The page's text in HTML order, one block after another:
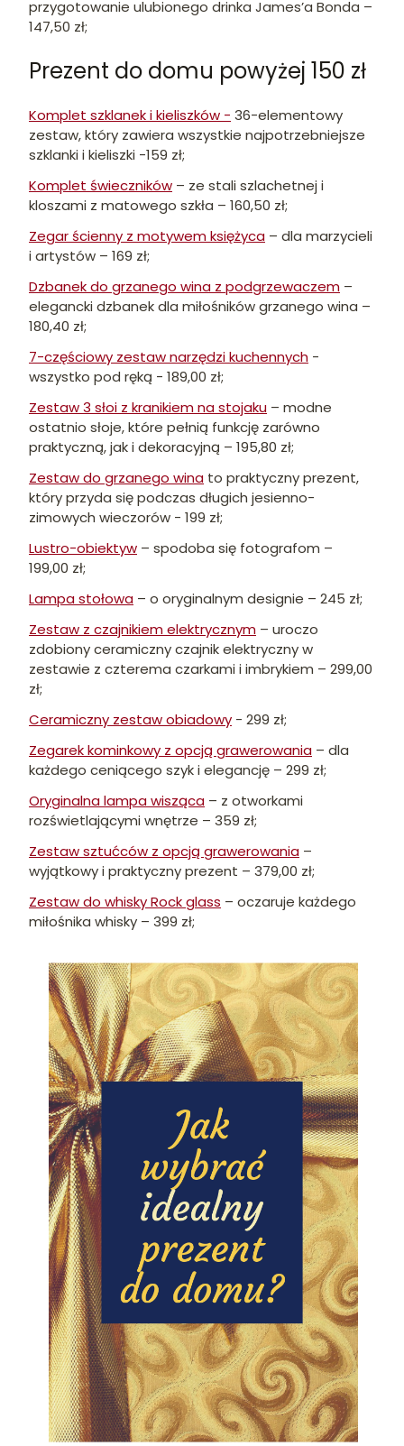
przygotowanie ulubionego drinka James’a Bonda –
147,50 zł;
Prezent do domu powyżej 150 zł
Komplet szklanek i kieliszków - 36-elementowy
zestaw, który zawiera wszystkie najpotrzebniejsze
szklanki i kieliszki -159 zł;
Komplet świeczników – ze stali szlachetnej i
kloszami z matowego szkła – 160,50 zł;
Zegar ścienny z motywem księżyca – dla marzycieli
i artystów – 169 zł;
Dzbanek do grzanego wina z podgrzewaczem –
elegancki dzbanek dla miłośników grzanego wina –
180,40 zł;
7-częściowy zestaw narzędzi kuchennych -
wszystko pod ręką - 189,00 zł;
Zestaw 3 słoi z kranikiem na stojaku – modne
ostatnio słoje, które pełnią funkcję zarówno
praktyczną, jak i dekoracyjną – 195,80 zł;
Zestaw do grzanego wina to praktyczny prezent,
który przyda się podczas długich jesienno-
zimowych wieczorów - 199 zł;
Lustro-obiektyw – spodoba się fotografom –
199,00 zł;
Lampa stołowa – o oryginalnym designie – 245 zł;
Zestaw z czajnikiem elektrycznym – uroczo
zdobiony ceramiczny czajnik elektryczny w
zestawie z czterema czarkami i imbrykiem – 299,00
zł;
Ceramiczny zestaw obiadowy - 299 zł;
Zegarek kominkowy z opcją grawerowania – dla
każdego ceniącego szyk i elegancję – 299 zł;
Oryginalna lampa wisząca – z otworkami
rozświetlającymi wnętrze – 359 zł;
Zestaw sztućców z opcją grawerowania –
wyjątkowy i praktyczny prezent – 379,00 zł;
Zestaw do whisky Rock glass – oczaruje każdego
miłośnika whisky – 399 zł;